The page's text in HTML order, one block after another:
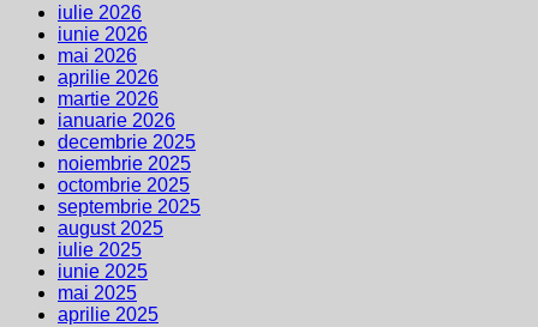
iulie 2026
iunie 2026
mai 2026
aprilie 2026
martie 2026
ianuarie 2026
decembrie 2025
noiembrie 2025
octombrie 2025
septembrie 2025
august 2025
iulie 2025
iunie 2025
mai 2025
aprilie 2025